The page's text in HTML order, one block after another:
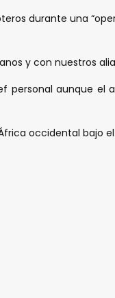
durante una
y con nuestros
aunque
occidental bajo